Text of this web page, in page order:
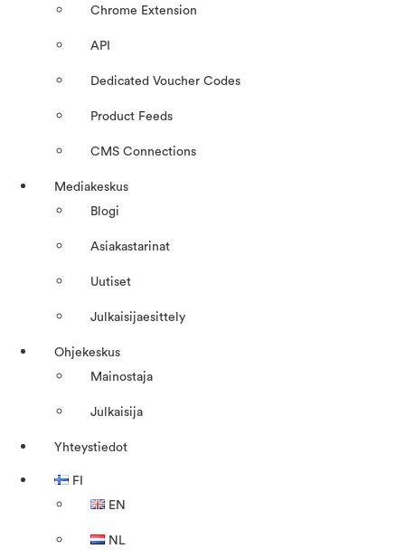
Chrome Extension
API
Dedicated Voucher Codes
Product Feeds
CMS Connections
Mediakeskus
Blogi
Asiakastarinat
Uutiset
Julkaisijaesittely
Ohjekeskus
Mainostaja
Julkaisija
Yhteystiedot
FI
EN
NL